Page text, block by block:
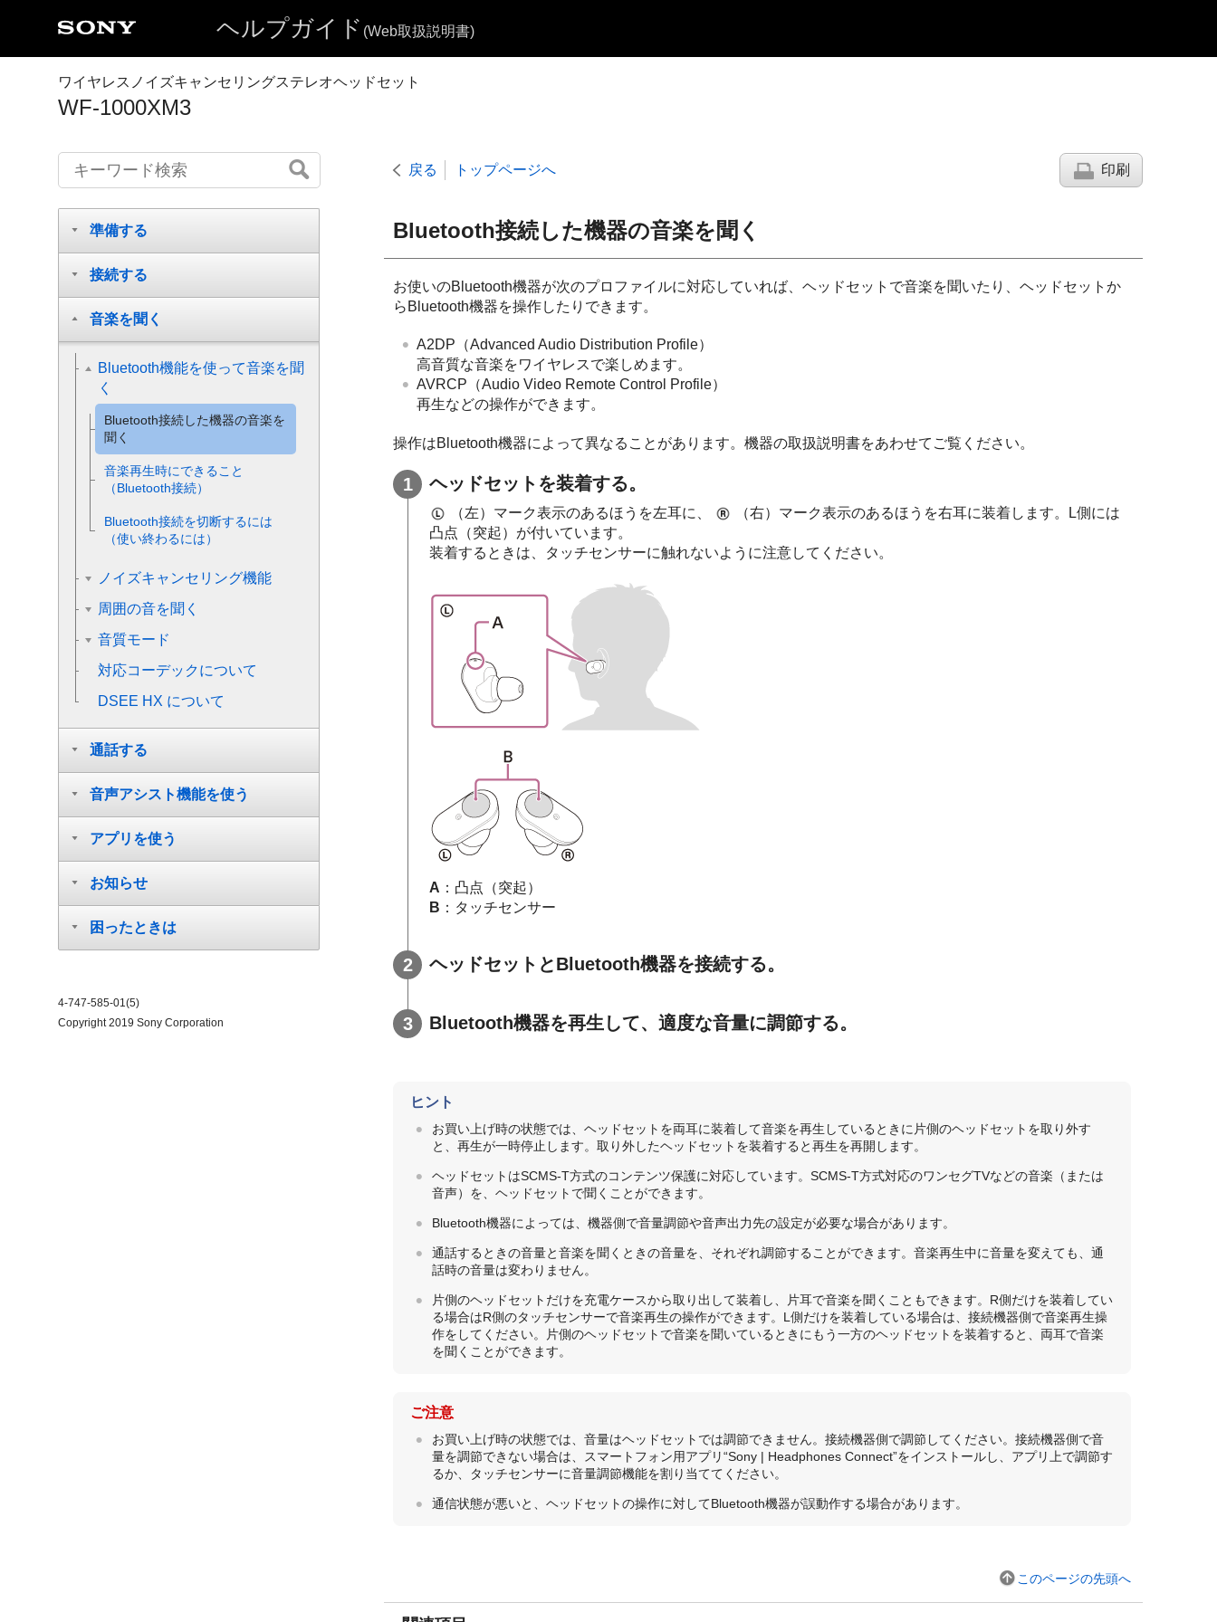
ヘルプガイド (Web取扱説明書)
ワイヤレスノイズキャンセリングステレオヘッドセット
WF-1000XM3
戻る トップページへ 印刷
Bluetooth接続した機器の音楽を聞く
お使いのBluetooth機器が次のプロファイルに対応していれば、ヘッドセットで音楽を聞いたり、ヘッドセットか
ら Bluetooth機器を操作したりできます。
A2DP （Advanced Audio Distribution Profile）
高音質な音楽をワイヤレスで楽しめます。
AVRCP （Audio Video Remote Control Profile）
再生などの操作ができます。
操作はBluetooth機器によって異なることがあります。機器の取扱説明書をあわせてご覧ください。
ヘッドセットを装着する。
（左）マーク表示のあるほうを左耳に、
（右）マーク表示のあるほうを右耳に装着します。L側には
凸点（突起）が付いています。
装着するときは、タッチセンサーに触れないように注意してください。
A ：凸点（突起）
B ：タッチセンサー
ヘッドセットとBluetooth機器を接続する。
Bluetooth機器を再生して、適度な音量に調節する。
ヒント
お買い上げ時の状態では、ヘッドセットを両耳に装着して音楽を再生しているときに片側のヘッドセットを取り外す
と、再生が一時停止します。取り外したヘッドセットを装着すると再生を再開します。
ヘッドセットはSCMS-T方式のコンテンツ保護に対応しています。 SCMS-T方式対応のワンセグTVなどの音楽（または
音声）を、ヘッドセットで聞くことができます。
Bluetooth機器によっては、機器側で音量調節や音声出力先の設定が必要な場合があります。
通話するときの音量と音楽を聞くときの音量を、それぞれ調節することができます。音楽再生中に音量を変えても、通
話時の音量は変わりません。
片側のヘッドセットだけを充電ケースから取り出して装着し、片耳で音楽を聞くこともできます。R側だけを装着してい
る場合はR側のタッチセンサーで音楽再生の操作ができます。L側だけを装着している場合は、接続機器側で音楽再生操
作をしてください。片側のヘッドセットで音楽を聞いているときにもう一方のヘッドセットを装着すると、両耳で音楽
を聞くことができます。
ご注意
お買い上げ時の状態では、音量はヘッドセットでは調節できません。接続機器側で調節してください。接続機器側で音
量を調節できない場合は、スマートフォン用アプリ“Sony | Headphones Connect”をインストールし、アプリ上で調節す
るか、タッチセンサーに音量調節機能を割り当ててください。
通信状態が悪いと、ヘッドセットの操作に対してBluetooth機器が誤動作する場合があります。
このページの先頭へ
準備する
接続する
音楽を聞く
Bluetooth機能を使って音楽を聞
く
Bluetooth接続した機器の音楽を
聞く
音楽再生時にできること
（Bluetooth接続）
Bluetooth接続を切断するには
（使い終わるには）
ノイズキャンセリング機能
周囲の音を聞く
音質モード
対応コーデックについて
DSEE HX について
通話する
音声アシスト機能を使う
アプリを使う
お知らせ
困ったときは
4-747-585-01(5)
Copyright 2019 Sony Corporation